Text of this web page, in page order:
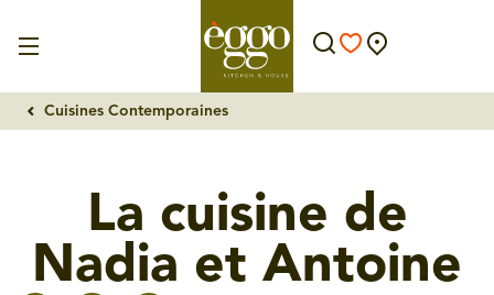
Cuisines Contemporaines
La cuisine de
Nadia et Antoine